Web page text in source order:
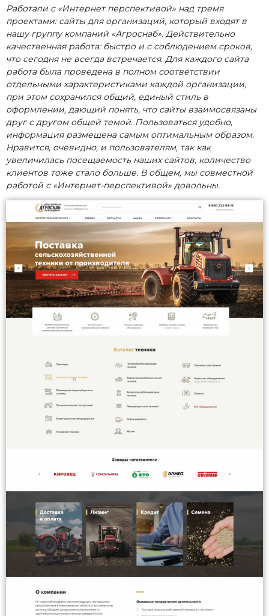
Работали с «Интернет перспективой» над тремя
проектами: сайты для организаций, который входят в
нашу группу компаний «Агроснаб». Действительно
качественная работа: быстро и с соблюдением сроков,
что сегодня не всегда встречается. Для каждого сайта
работа была проведена в полном соответствии
отдельными характеристиками каждой организации,
при этом сохранился общий, единый стиль в
оформлении, дающий понять, что сайты взаимосвязаны
друг с другом общей темой. Пользоваться удобно,
информация размещена самым оптимальным образом.
Нравится, очевидно, и пользователям, так как
увеличилась посещаемость наших сайтов, количество
клиентов тоже стало больше. В общем, мы совместной
работой с «Интернет-перспективой» довольны.